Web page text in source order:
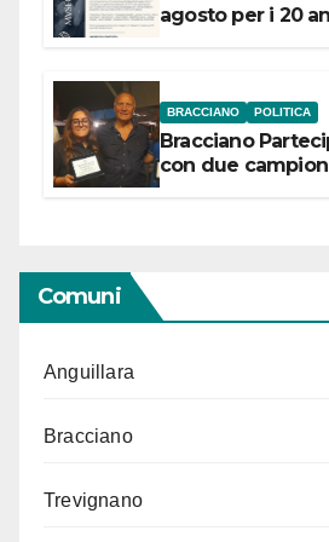
agosto per i 20
BRACCIANO POLITICA
Bracciano
con due
Comuni
Anguillara
Bracciano
Trevignano